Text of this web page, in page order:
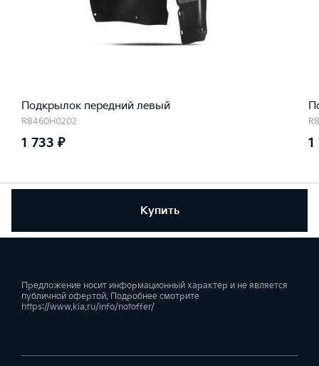
Купить
Подкрылок передний левый
R8460H0202
1 733 ₽ 1
Предложение носит информационный характер и не является
публичной офертой. Подробнее смотрите
https://www.kia.ru/info/notoffer/